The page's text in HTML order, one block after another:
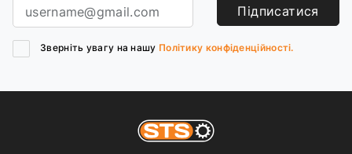
Підписатися
Зверніть увагу на нашу Політику конфіденційності.